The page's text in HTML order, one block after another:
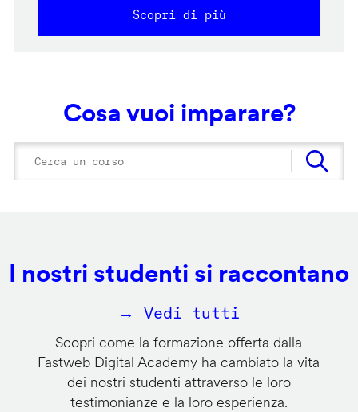
Scopri di più
Cosa vuoi imparare?
I nostri studenti si raccontano
→ Vedi tutti
Scopri come la formazione offerta dalla
Fastweb Digital Academy ha cambiato la vita
dei nostri studenti attraverso le loro
testimonianze e la loro esperienza.